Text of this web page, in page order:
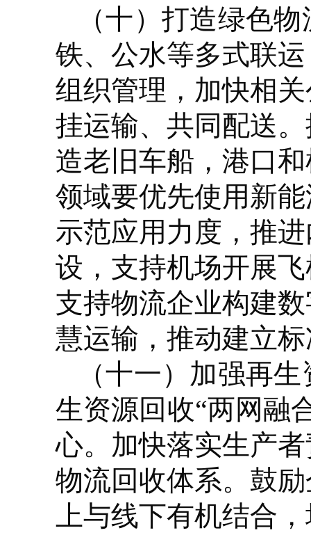
（十）打造绿色
铁、公水等多式联
组织管理，加快相
挂运输、共同配送
造老旧车船，港口
领域要优先使用新
示范应用力度，推
设，支持机场开展
支持物流企业构建
慧运输，推动建立
（十一）加强再
生资源回收“两网融
心。加快落实生产
物流回收体系。鼓
上与线下有机结合